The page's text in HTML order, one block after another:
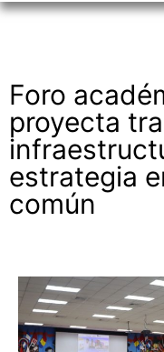
Foro
proyecta
estrategia
común